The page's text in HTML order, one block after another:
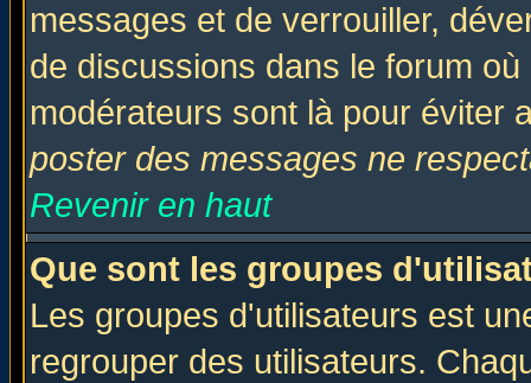
messages et de verrouiller,
de discussions dans le forum
modérateurs sont là pour éviter
poster des messages ne
Revenir en haut
Que sont les groupes
Les groupes d'utilisateurs est
regrouper des utilisateurs.